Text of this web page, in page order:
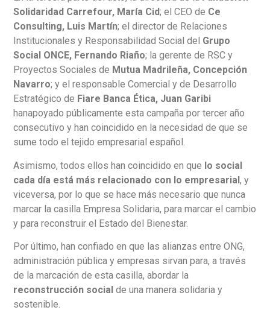
Solidaridad Carrefour, María Cid; el CEO de Ce
Consulting, Luis Martín; el director de Relaciones
Institucionales y Responsabilidad Social del Grupo
Social ONCE, Fernando Riaño; la gerente de RSC y
Proyectos Sociales de Mutua Madrileña, Concepción
Navarro; y el responsable Comercial y de Desarrollo
Estratégico de Fiare Banca Ética, Juan Garibi
hanapoyado públicamente esta campaña por tercer año
consecutivo y han coincidido en la necesidad de que se
sume todo el tejido empresarial español.
Asimismo, todos ellos han coincidido en que lo social
cada día está más relacionado con lo empresarial, y
viceversa, por lo que se hace más necesario que nunca
marcar la casilla Empresa Solidaria, para marcar el cambio
y para reconstruir el Estado del Bienestar.
Por último, han confiado en que las alianzas entre ONG,
administración pública y empresas sirvan para, a través
de la marcación de esta casilla, abordar la
reconstrucción social de una manera solidaria y
sostenible.